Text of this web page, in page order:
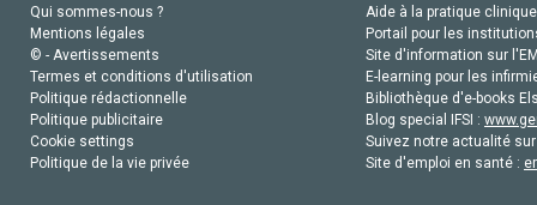
Qui sommes-nous ?
Mentions légales
© - Avertissements
Termes et conditions d'utilisation
Politique rédactionnelle
Politique publicitaire
Cookie settings
Politique de la vie privée
Aide à la pratique
Portail pour les
Site d'information sur
E-learning pour les
Bibliothèque d'e-books
Blog special IFSI :
Suivez notre actualité
Site d'emploi en santé :